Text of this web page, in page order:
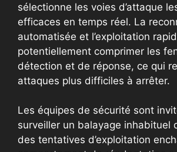
sélectionne les voies d’attaque
efficaces en temps réel. La
automatisée et l’exploitation
potentiellement comprimer les
détection et de réponse, ce qui
attaques plus difficiles à arrêter.
Les équipes de sécurité sont
surveiller un balayage inhabituel
des tentatives d’exploitation